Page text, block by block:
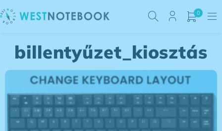
0
billentyűzet_kiosztás